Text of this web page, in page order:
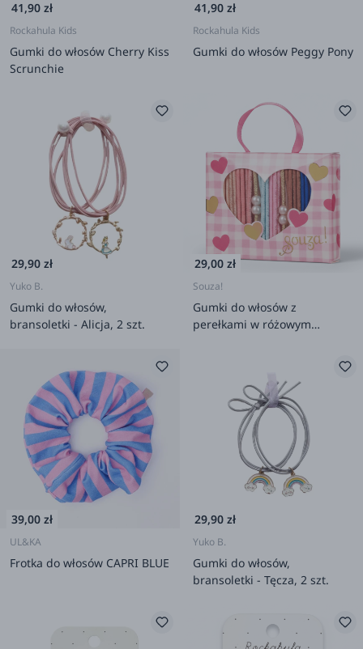
41,90 zł
Rockahula Kids
Gumki do włosów Cherry Kiss
Scrunchie
41,90 zł
Rockahula Kids
Gumki do włosów Peggy Pony
29,90 zł
Yuko B.
Gumki do włosów,
bransoletki - Alicja, 2 szt.
29,00 zł
Souza!
Gumki do włosów z
perełkami w różowym
39,00 zł
UL&KA
Frotka do włosów CAPRI BLUE
29,90 zł
Yuko B.
Gumki do włosów,
bransoletki - Tęcza, 2 szt.